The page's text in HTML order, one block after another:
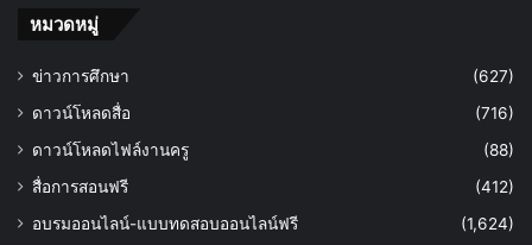
หมวดหมู่
ข่าวการศึกษา
(627)
ดาวน์โหลดสื่อ
(716)
ดาวน์โหลดไฟล์งานครู
(88)
สื่อการสอนฟรี
(412)
อบรมออนไลน์-แบบทดสอบออนไลน์ฟรี
(1,624)